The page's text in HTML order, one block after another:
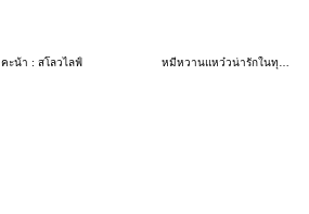
คะน้า : สโลวไลฟ์